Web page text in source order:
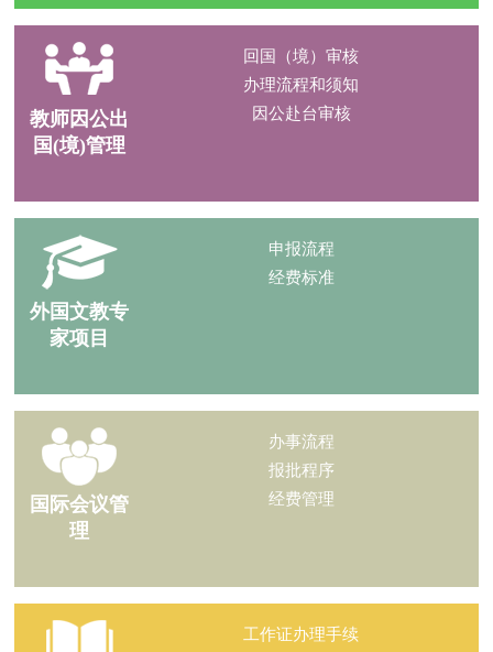
教师因公出
国(境)管理
回国（境）审核
办理流程和须知
因公赴台审核
外国文教专
家项目
申报流程
经费标准
国际会议管
理
办事流程
报批程序
经费管理
工作证办理手续